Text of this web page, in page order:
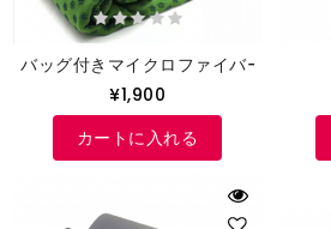
バッグ付きマイクロファイバータオル
¥1,900
カートに入れる